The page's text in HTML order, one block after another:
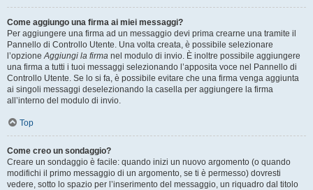
Come aggiungo una firma ai miei messaggi?
Per aggiungere una firma ad un messaggio devi prima crearne una tramite il
Pannello di Controllo Utente. Una volta creata, è possibile selezionare
l’opzioneAggiungi la firma nel modulo di invio. È inoltre possibile aggiungere
una firma a tutti i tuoi messaggi selezionando l’apposita voce nel Pannello di
Controllo Utente. Se lo si fa, è possibile evitare che una firma venga aggiunta
ai singoli messaggi deselezionando la casella per aggiungere la firma
all’interno del modulo di invio.
Top
Come creo un sondaggio?
Creare un sondaggio è facile: quando inizi un nuovo argomento (o quando
modifichi il primo messaggio di un argomento, se ti è permesso) dovresti
vedere, sotto lo spazio per l’inserimento del messaggio, un riquadro dal titolo